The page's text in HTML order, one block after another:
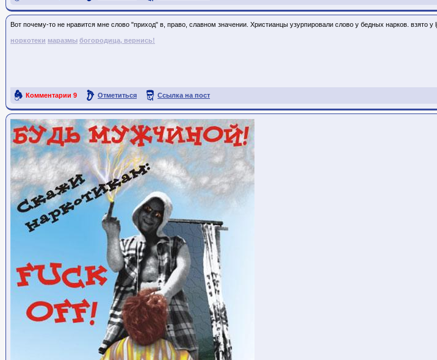
Вот почему-то не нравится мне слово "приход" в, право, славном значении. Христианцы узурпировали слово у бедных нарков. взято у
норкотеки маразмы богородица, вернись!
Комментарии 9 Отметиться Ссылка на пост